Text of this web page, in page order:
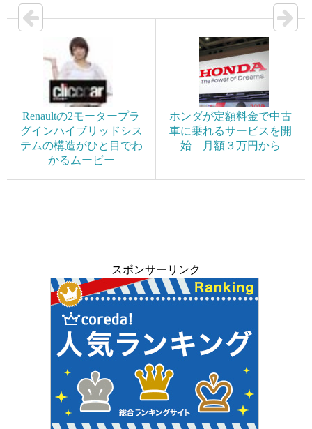
Renaultの2モータープラ
グインハイブリッドシス
テムの構造がひと目でわ
かるムービー
ホンダが定額料金で中古
車に乗れるサービスを開
始 月額３万円から
スポンサーリンク